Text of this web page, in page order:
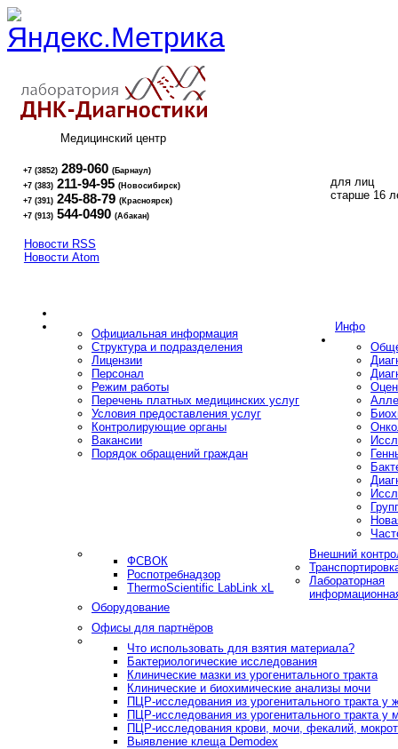
Медицинский центр
+7 (3852) 289-060 (Барнаул)
+7 (383) 211-94-95 (Новосибирск)
+7 (391) 245-88-79 (Красноярск)
+7 (913) 544-0490 (Абакан)
для лиц
старше 16
Новости RSS
Новости Atom
Инфо
Официальная информация
Структура и подразделения
Лицензии
Персонал
Режим работы
Перечень платных медицинских услуг
Условия предоставления услуг
Контролирующие органы
Вакансии
Порядок обращений граждан
Внешний
ФСВОК
Роспотребнадзор
ThermoScientific LabLink xL
Лабораторная
Оборудование
Офисы для партнёров
Что использовать для взятия материала?
Бактериологические исследования
Клинические мазки из урогенитального тракта
Клинические и биохимические анализы мочи
ПЦР-исследования из урогенитального тракта у
ПЦР-исследования из урогенитального тракта у
ПЦР-исследования крови, мочи, фекалий,
Выявление клеща Demodex